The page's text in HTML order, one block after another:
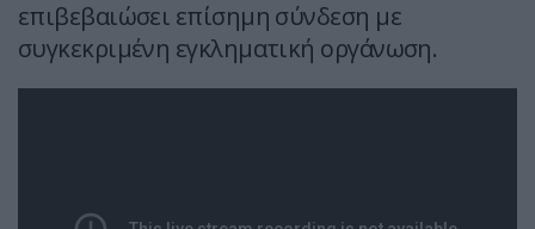
επιβεβαιώσει επίσημη σύνδεση με
συγκεκριμένη εγκληματική οργάνωση.